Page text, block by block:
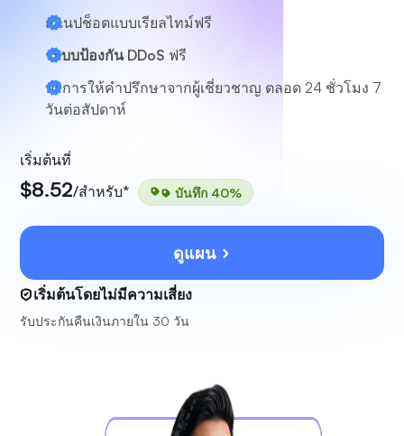
สแนปช็อตแบบเรียลไทม์ฟรี
ระบบป้องกัน DDoS ฟรี
บริการให้คำปรึกษาจากผู้เชี่ยวชาญ ตลอด 24 ชั่วโมง 7
วันต่อสัปดาห์
เริ่มต้นที่
$8.52/สำหรับ* บันทึก 40%
ดูแผน
เริ่มต้นโดยไม่มีความเสี่ยง
รับประกันคืนเงินภายใน 30 วัน